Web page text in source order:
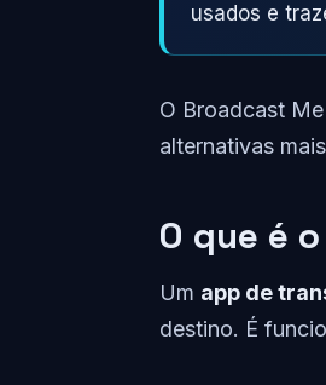
usados e
O Broadcast
alternativas
O que é
Um app de
destino. É